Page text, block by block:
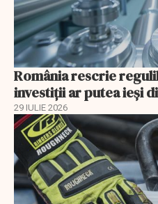
România rescrie
investiții ar putea ieși
29 IULIE 2026